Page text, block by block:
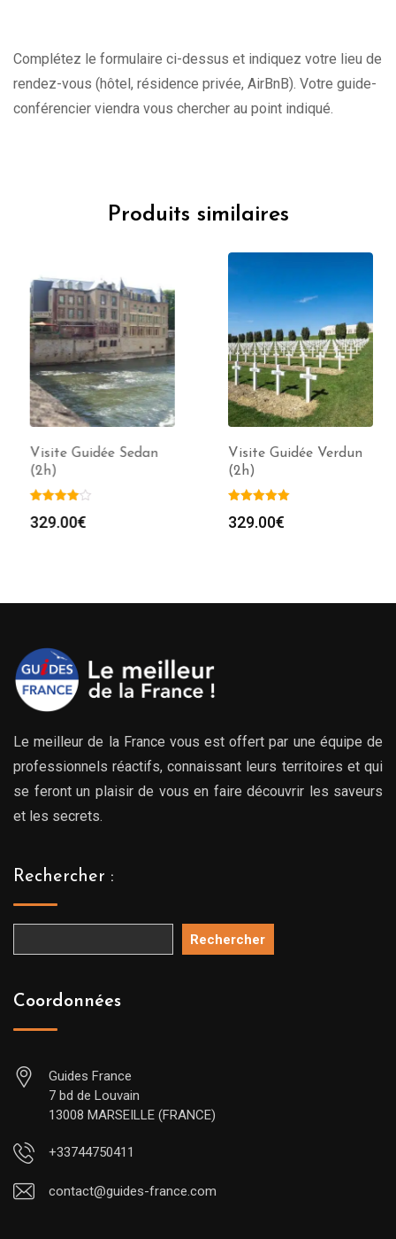
Complétez le formulaire ci-dessus et indiquez votre lieu de
rendez-vous (hôtel, résidence privée, AirBnB). Votre guide-
conférencier viendra vous chercher au point indiqué.
Produits similaires
Visite Guidée Sedan
(2h)
329.00€
Visite Guidée Verdun
(2h)
329.00€
Le meilleur de la France vous est offert par une équipe de
professionnels réactifs, connaissant leurs territoires et qui
se feront un plaisir de vous en faire découvrir les saveurs
et les secrets.
Rechercher :
Rechercher
Coordonnées
Guides France
7 bd de Louvain
13008 MARSEILLE (FRANCE)
+33744750411
contact@guides-france.com